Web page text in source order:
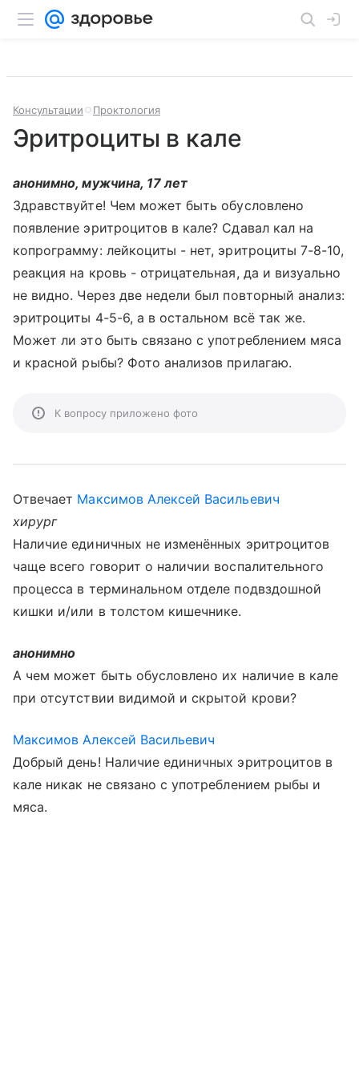
Консультации Проктология
Эритроциты в кале
анонимно, мужчина, 17 лет
Здравствуйте! Чем может быть обусловлено
появление эритроцитов в кале? Сдавал кал на
копрограмму: лейкоциты - нет, эритроциты 7-8-10,
реакция на кровь - отрицательная, да и визуально
не видно. Через две недели был повторный анализ:
эритроциты 4-5-6, а в остальном всё так же.
Может ли это быть связано с употреблением мяса
и красной рыбы? Фото анализов прилагаю.
К вопросу приложено фото
Отвечает Максимов Алексей Васильевич
хирург
Наличие единичных не изменённых эритроцитов
чаще всего говорит о наличии воспалительного
процесса в терминальном отделе подвздошной
кишки и/или в толстом кишечнике.
анонимно
А чем может быть обусловлено их наличие в кале
при отсутствии видимой и скрытой крови?
Максимов Алексей Васильевич
Добрый день! Наличие единичных эритроцитов в
кале никак не связано с употреблением рыбы и
мяса.